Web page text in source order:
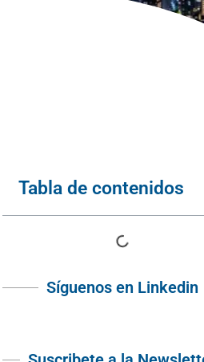
Tabla de contenidos
Síguenos en Linkedin